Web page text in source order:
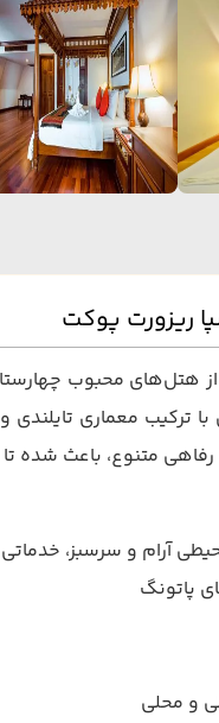
ریزورت پوکت
هتل‌های محبوب
معماری تایلندی
متنوع، باعث شده
پاتونگ
و محلی